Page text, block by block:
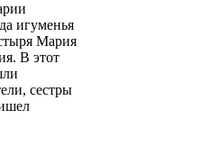
игуменья
Мария
В этот
сестры